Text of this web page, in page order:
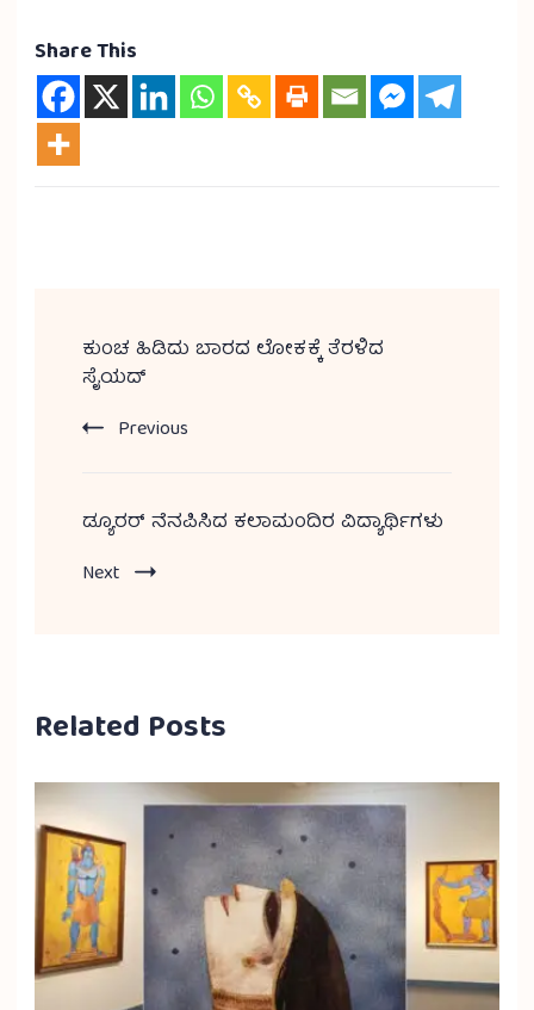
Share This
ಕುಂಚ ಹಿಡಿದು ಬಾರದ ಲೋಕಕ್ಕೆ ತೆರಳಿದ
ಸೈಯದ್
Previous
ಡ್ಯೂರರ್ ನೆನಪಿಸಿದ ಕಲಾಮಂದಿರ ವಿದ್ಯಾರ್ಥಿಗಳು
Next
Related Posts